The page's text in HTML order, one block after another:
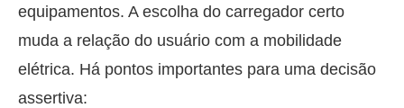
equipamentos. A escolha do carregador certo
muda a relação do usuário com a mobilidade
elétrica. Há pontos importantes para uma decisão
assertiva: